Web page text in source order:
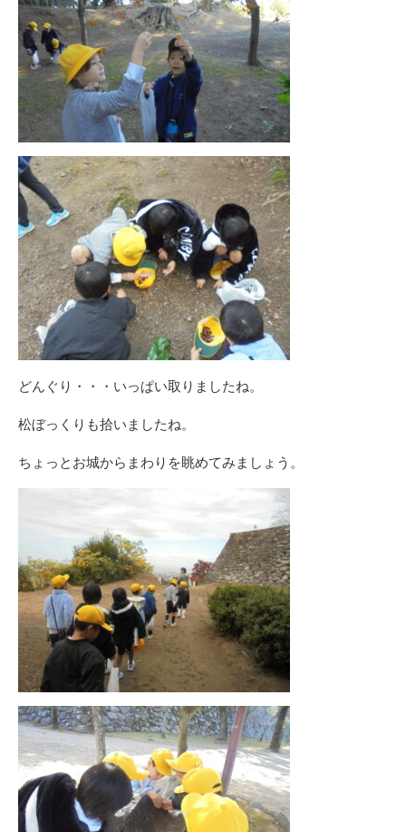
どんぐり・・・いっぱい取りましたね。
松ぼっくりも拾いましたね。
ちょっとお城からまわりを眺めてみましょう。